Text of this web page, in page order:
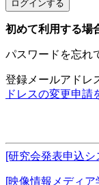
初めて利用する場
パスワードを忘れ
登録メールアドレ
ドレスの変更申請
[研究会発表申込
[映像情報メディ